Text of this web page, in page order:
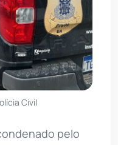
Civil
pelo